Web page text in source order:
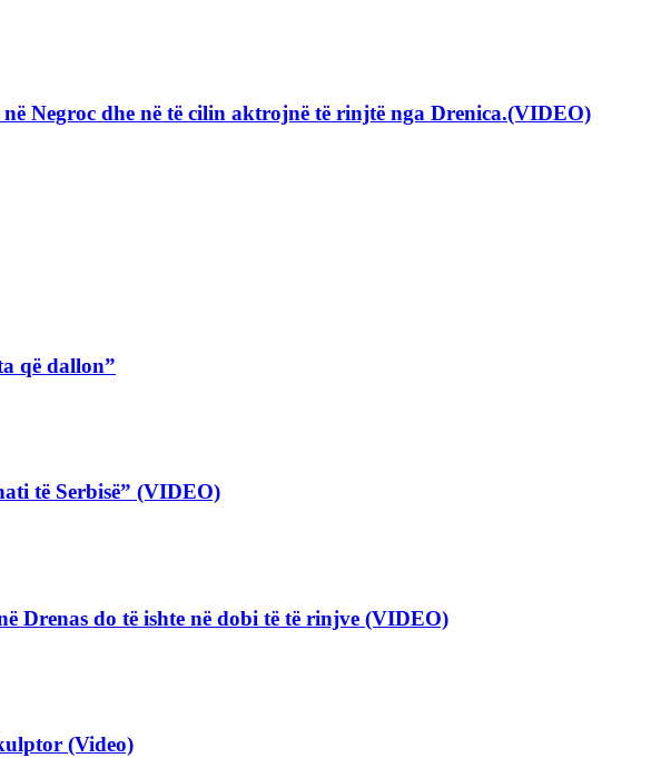
Negroc dhe në të cilin aktrojnë të rinjtë nga Drenica.(VIDEO)
që dallon”
të Serbisë” (VIDEO)
do të ishte në dobi të të rinjve (VIDEO)
(Video)